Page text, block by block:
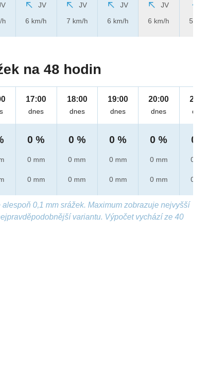
h
JV
6 km/h
JV
7 km/h
JV
6 km/h
JV
6 km/h
5 km/h
na 48 hodin
17:00
dnes
0 %
0 mm
0 mm
18:00
dnes
0 %
0 mm
0 mm
19:00
dnes
0 %
0 mm
0 mm
20:00
dnes
0 %
0 mm
0 mm
21:00
dnes
0 %
0 mm
0 mm
0,1 mm srážek. Maximum zobrazuje nejvyšší
variantu. Výpočet vychází ze 40